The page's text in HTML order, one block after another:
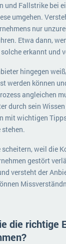
und Fallstrike bei
umgehen.
nur
Etwa dann,
erkannt und
hingegen
werden können
angleichen
durch sein
mit wichtigen
scheitern, weil die
gestört
versteht der
die richtige